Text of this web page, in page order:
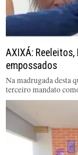
AXIXÁ:
empossados
Na madrugada desta
terceiro mandato